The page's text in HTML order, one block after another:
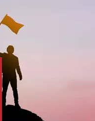
покрытияВ
с металлическими или
многоугольного
металлический блеск и
TiO₂ обладают выраженной
на свету, что
применений в
зеркала или лобовые
в разрозненные